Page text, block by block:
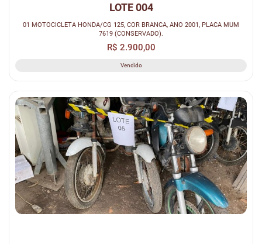
LOTE 004
01 MOTOCICLETA HONDA/CG 125, COR BRANCA, ANO 2001, PLACA MUM
7619 (CONSERVADO).
R$ 2.900,00
Vendido